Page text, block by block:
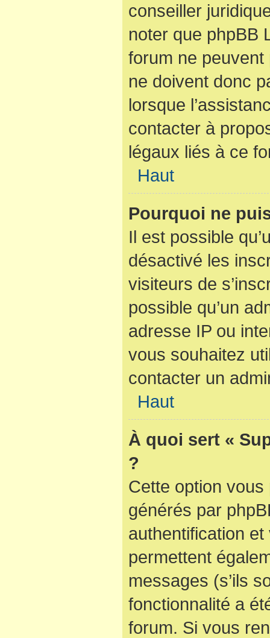
conseiller
noter que phpBB
forum ne peuvent
ne doivent donc
lorsque
contacter à
légaux liés à ce
Haut
Pourquoi ne
Il est possible
désactivé les
visiteurs de
possible qu’un
adresse IP ou
vous souhaitez
contacter un
Haut
À quoi sert «
?
Cette option vous
générés par
authentification
permettent
messages (s’ils
fonctionnalité a
forum. Si vous